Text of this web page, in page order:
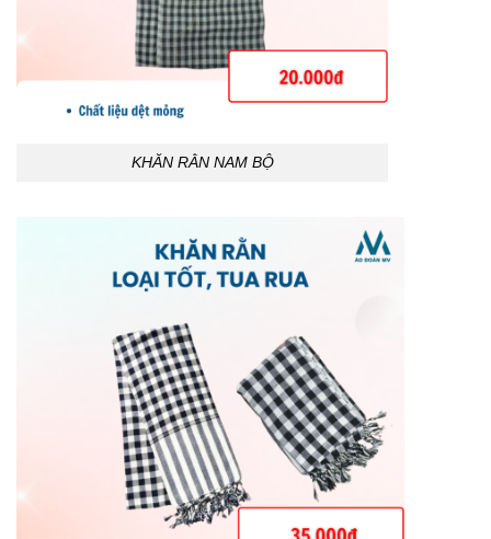
KHĂN RẰN NAM BỘ